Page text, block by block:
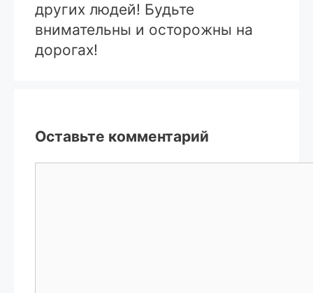
других людей! Будьте
внимательны и осторожны на
дорогах!
Оставьте комментарий